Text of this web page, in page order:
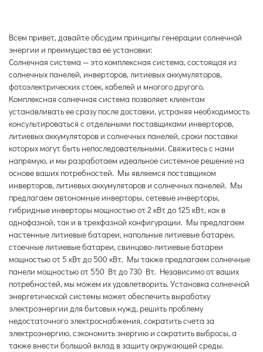
Всем привет, давайте обсудим принципы генерации солнечной
энергии и преимущества ее установки:
Солнечная система — это комплексная система, состоящая из
солнечных панелей, инверторов, литиевых аккумуляторов,
фотоэлектрических стоек, кабелей и многого другого.
Комплексная солнечная система позволяет клиентам
устанавливать ее сразу после доставки, устраняя необходимость
консультироваться с отдельными поставщиками инверторов,
литиевых аккумуляторов и солнечных панелей, сроки поставки
которых могут быть непоследовательными. Свяжитесь с нами
напрямую, и мы разработаем идеальное системное решение на
основе ваших потребностей. Мы являемся поставщиком
инверторов, литиевых аккумуляторов и солнечных панелей. Мы
предлагаем автономные инверторы, сетевые инверторы,
гибридные инверторы мощностью от 2 кВт до 125 кВт, как в
однофазной, так и в трехфазной конфигурации. Мы предлагаем
настенные литиевые батареи, напольные литиевые батареи,
стоечные литиевые батареи, свинцово-литиевые батареи
мощностью от 5 кВт до 500 кВт. Мы также предлагаем солнечные
панели мощностью от 550 Вт до 730 Вт. Независимо от ваших
потребностей, мы можем их удовлетворить. Установка солнечной
энергетической системы может обеспечить выработку
электроэнергии для бытовых нужд, решить проблему
недостаточного электроснабжения, сократить счета за
электроэнергию, сэкономить энергию и сократить выбросы, а
также внести большой вклад в защиту окружающей среды.